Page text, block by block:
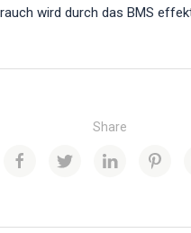
wird durch das BMS
Share